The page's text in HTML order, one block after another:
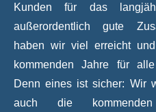
Kunden für das
außerordentlich gute
haben wir viel erreicht
kommenden Jahre für
Denn eines ist sicher: Wir
auch die